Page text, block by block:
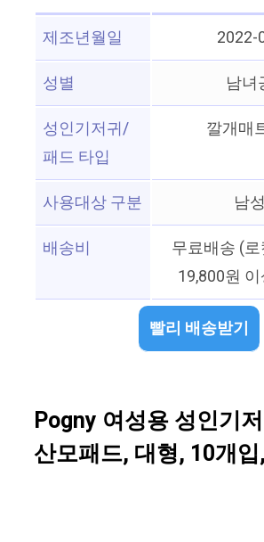
제조년월일
2022-
성별
남녀
성인기저귀/
패드 타입
깔개매
사용대상 구분
남
배송비
무료배송 (
19,800원
빨리 배송받기
Pogny 여성용 성인기
산모패드, 대형, 10개